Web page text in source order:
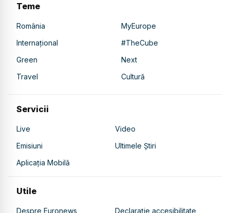
Teme
România
MyEurope
Internațional
#TheCube
Green
Next
Travel
Cultură
Servicii
Live
Video
Emisiuni
Ultimele Știri
Aplicația Mobilă
Utile
Despre Euronews Declarație accesibilitate